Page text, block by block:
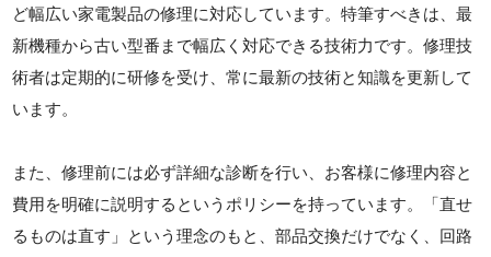
ど幅広い家電製品の修理に対応しています。特筆すべきは、最
新機種から古い型番まで幅広く対応できる技術力です。修理技
術者は定期的に研修を受け、常に最新の技術と知識を更新して
います。
また、修理前には必ず詳細な診断を行い、お客様に修理内容と
費用を明確に説明するというポリシーを持っています。「直せ
るものは直す」という理念のもと、部品交換だけでなく、回路